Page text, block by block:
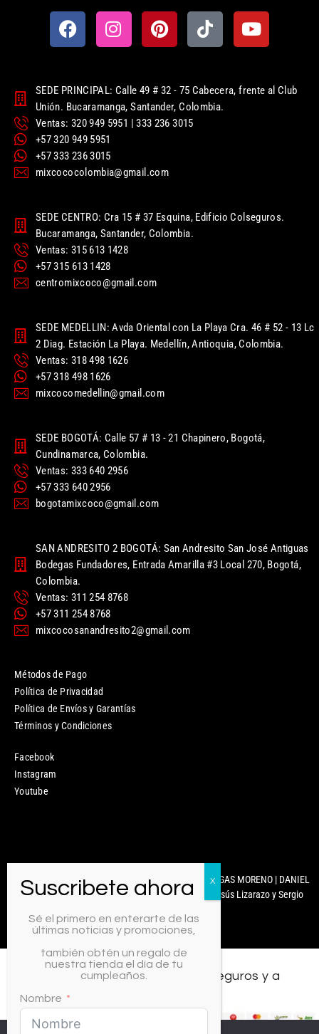
SEDE PRINCIPAL: Calle 49 # 32 - 75 Cabecera, frente al Club
Unión. Bucaramanga, Santander, Colombia.
Ventas: 320 949 5951 | 333 236 3015
+57 320 949 5951
+57 333 236 3015
mixcococolombia@gmail.com
SEDE CENTRO: Cra 15 # 37 Esquina, Edificio Colseguros.
Bucaramanga, Santander, Colombia.
Ventas: 315 613 1428
+57 315 613 1428
centromixcoco@gmail.com
SEDE MEDELLIN: Avda Oriental con La Playa Cra. 46 # 52 - 13 Lc
2 Diag. Estación La Playa. Medellín, Antioquia, Colombia.
Ventas: 318 498 1626
+57 318 498 1626
mixcocomedellin@gmail.com
SEDE BOGOTÁ: Calle 57 # 13 - 21 Chapinero, Bogotá,
Cundinamarca, Colombia.
Ventas: 333 640 2956
+57 333 640 2956
bogotamixcoco@gmail.com
SAN ANDRESITO 2 BOGOTÁ: San Andresito San José Antiguas
Bodegas Fundadores, Entrada Amarilla #3 Local 270, Bogotá,
Colombia.
Ventas: 311 254 8768
+57 311 254 8768
mixcocosanandresito2@gmail.com
Métodos de Pago
Política de Privacidad
Política de Envíos y Garantías
Términos y Condiciones
Facebook
Instagram
Youtube
Mixcoco Colombia | Antonella Nails | MARYURY ARENGAS MORENO | DANIEL
CARABALLO | © 2025 Diseñado y Desarrollado por Jesús Lizarazo y Sergio
Todos los medios de pago, seguros y a
Sé el primero en enterarte de las
últimas noticias y promociones,
también obtén un regalo de
nuestra tienda el día de tu
cumpleaños.
Nombre